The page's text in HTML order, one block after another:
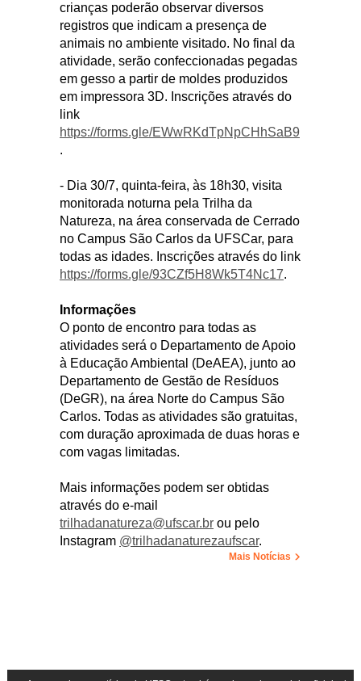
crianças poderão observar diversos
registros que indicam a presença de
animais no ambiente visitado. No final da
atividade, serão confeccionadas pegadas
em gesso a partir de moldes produzidos
em impressora 3D. Inscrições através do
link
https://forms.gle/EWwRKdTpNpCHhSaB9
.
- Dia 30/7, quinta-feira, às 18h30, visita
monitorada noturna pela Trilha da
Natureza, na área conservada de Cerrado
no Campus São Carlos da UFSCar, para
todas as idades. Inscrições através do link
https://forms.gle/93CZf5H8Wk5T4Nc17.
Informações
O ponto de encontro para todas as
atividades será o Departamento de Apoio
à Educação Ambiental (DeAEA), junto ao
Departamento de Gestão de Resíduos
(DeGR), na área Norte do Campus São
Carlos. Todas as atividades são gratuitas,
com duração aproximada de duas horas e
com vagas limitadas.
Mais informações podem ser obtidas
através do e-mail
trilhadanatureza@ufscar.br ou pelo
Instagram @trilhadanaturezaufscar.
Mais Notícias